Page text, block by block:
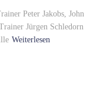
Peter Jakobs, John
Jürgen Schledorn
Weiterlesen